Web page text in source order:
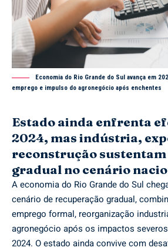
Economia do Rio Grande do Sul avança em
emprego e impulso do agronegócio após enchentes
Estado ainda enfrenta
2024, mas indústria,
reconstrução
gradual no cenário
A economia do Rio Grande do Sul
cenário de recuperação gradual,
emprego formal, reorganização
agronegócio após os impactos
2024. O estado ainda convive com